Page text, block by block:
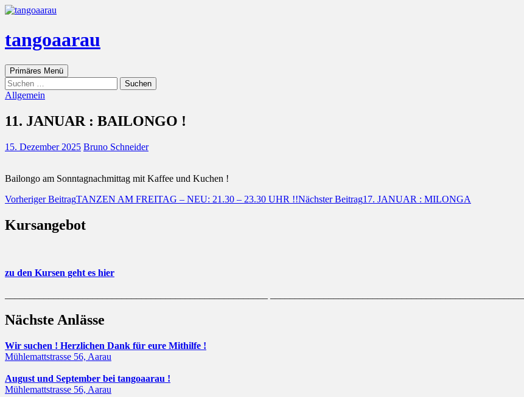
tangoaarau
Suchen
Primäres Menü Zum
Inhalt
springen
Suche
nach:
Allgemein
11. JANUAR : BAILONGO !
15. Dezember 2025 Bruno Schneider
Bailongo am Sonntagnachmittag mit Kaffee und Kuchen !
Beitragsnavigation
Vorheriger BeitragTANZEN AM FREITAG – NEU: 21.30 – 23.30 UHR !!Nächster Beitrag17. JANUAR : MILONGA
Kursangebot
zu den Kursen geht es hier
Nächste Anlässe
Wir suchen ! Herzlichen Dank für eure Mithilfe !
Mühlemattstrasse 56, Aarau
August und September bei tangoaarau !
Mühlemattstrasse 56, Aarau